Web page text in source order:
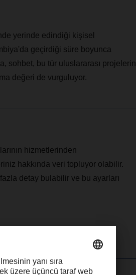
yerinde edindiği kişisel
geçirdiği süre boyunca
sohbet, bu tür uluslararası projelerin
değeri de vurguluyor.
hizmetlerinden
hakkında veri topluyor olabilir.
detay bulabilir ve bu ayarları
nasıl bir arada